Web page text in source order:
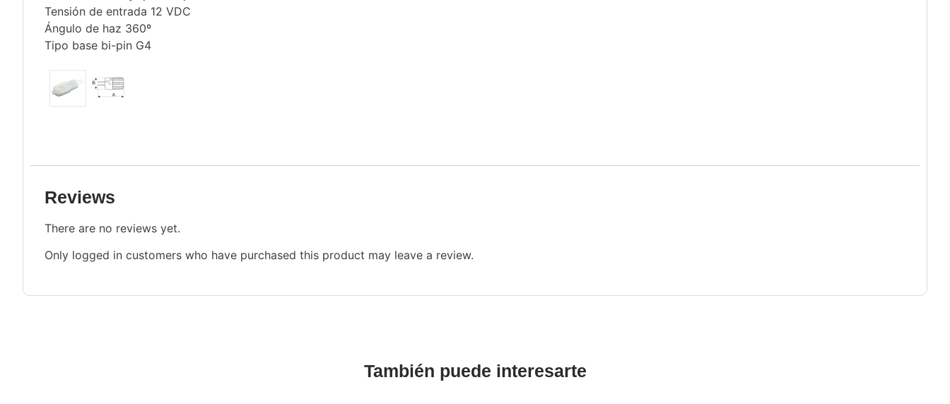
Tensión de entrada 12 VDC
Ángulo de haz 360º
Tipo base bi-pin G4
Reviews
There are no reviews yet.
Only logged in customers who have purchased this product may leave a review.
También puede interesarte